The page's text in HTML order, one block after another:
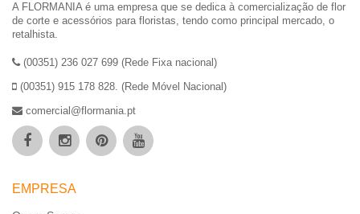
A FLORMANIA é uma empresa que se dedica à comercialização de flor
de corte e acessórios para floristas, tendo como principal mercado, o
retalhista.
(00351) 236 027 699 (Rede Fixa nacional)
(00351) 915 178 828. (Rede Móvel Nacional)
comercial@flormania.pt
EMPRESA